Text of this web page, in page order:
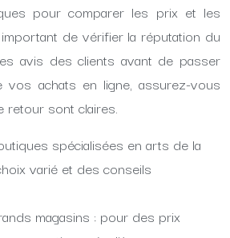
pour comparer les prix et les
de vérifier la réputation du
avis des clients avant de passer
vos achats en ligne, assurez-vous
retour sont claires.
spécialisées en arts de la
varié et des conseils
magasins : pour des prix